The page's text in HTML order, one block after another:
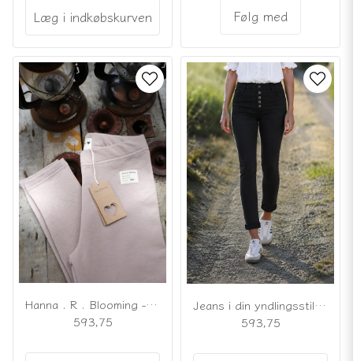
Læg i indkøbskurven Følg med
Hanna . R . Blooming - Älsklingsleggings vintage rose
593,75
Jeans i din yndlingsstil, sort
593,75